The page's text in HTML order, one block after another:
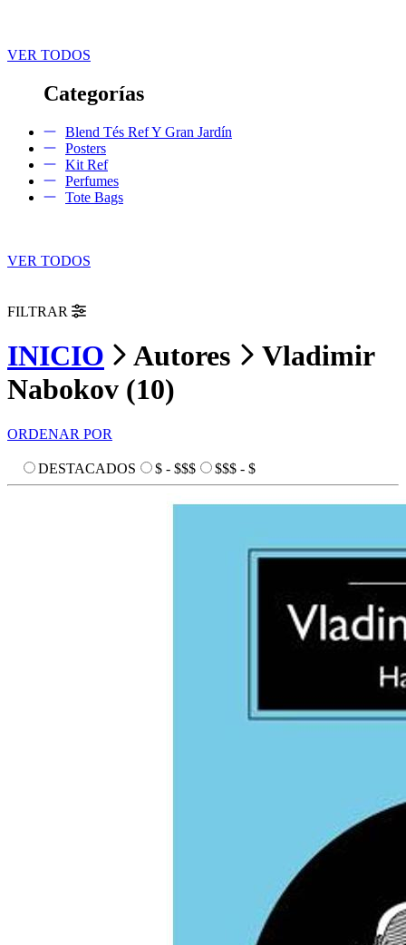
VER TODOS
Categorías
Blend Tés Ref Y Gran Jardín
Posters
Kit Ref
Perfumes
Tote Bags
VER TODOS
FILTRAR
INICIO Autores
Vladimir
Nabokov (10)
ORDENAR POR
DESTACADOS $ - $$$ $$$ - $